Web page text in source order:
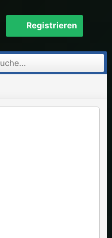
Registrieren